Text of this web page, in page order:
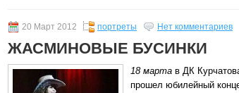
20 Март 2012 портреты Нет комментариев
ЖАСМИНОВЫЕ БУСИНКИ
18 марта в ДК
прошел юбилейный